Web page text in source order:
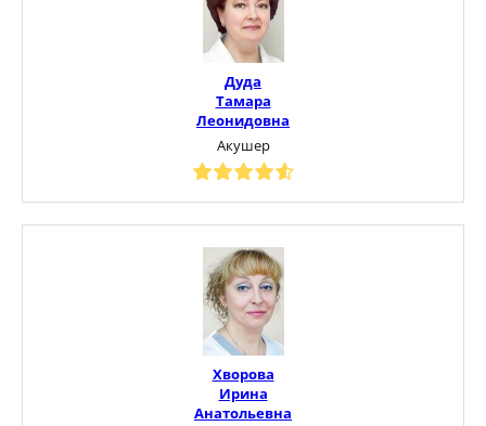
Дуда
Тамара
Леонидовна
Акушер
Хворова
Ирина
Анатольевна